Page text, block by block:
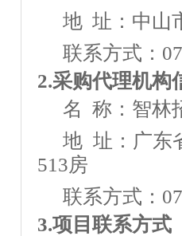
地 址：中
联系方式：
2.采购代理机构
名 称：智林
地 址：广东
513房
联系方式：
3.项目联系方式